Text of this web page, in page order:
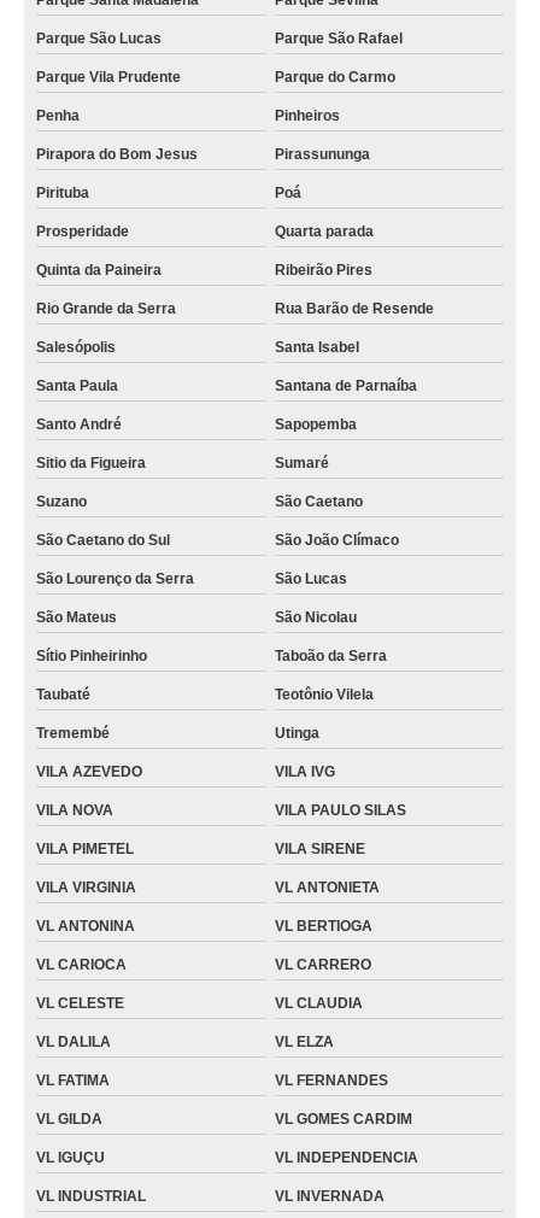
qual o valor de moldadora monobloco de mussarela Sitio da Figueira
moldadora monobloco de mussarela preços Campos dos Goytacazes
monobloco para mussarela Vila Ivone
distribuidor de moldadora monobloco de mussarela Campo Largo
monobloco filadeira queijo orçamento Vila Zelina
distribuidor de monobloco mussarela usado Ponta Grossa
distribuidor de monobloco filadeira queijo Vila União
distribuidor de monobloco de mussarela Montes Claros
moldadora monobloco de mussarela inajar de souza
monobloco para mussarela usado Parque Novo Oratório
moldadora monobloco de mussarela orçamento Chácara Mafalda
Parque São Lucas Parque São Rafael
Parque Vila Prudente Parque do Carmo
Penha Pinheiros
Pirapora do Bom Jesus Pirassununga
Pirituba Poá
Prosperidade Quarta parada
Quinta da Paineira Ribeirão Pires
Rio Grande da Serra Rua Barão de Resende
Salesópolis Santa Isabel
Santa Paula Santana de Parnaíba
Santo André Sapopemba
Sitio da Figueira Sumaré
Suzano São Caetano
São Caetano do Sul São João Clímaco
São Lourenço da Serra São Lucas
São Mateus São Nicolau
Sítio Pinheirinho Taboão da Serra
Taubaté Teotônio Vilela
Tremembé Utinga
VILA AZEVEDO VILA IVG
VILA NOVA VILA PAULO SILAS
VILA PIMETEL VILA SIRENE
VILA VIRGINIA VL ANTONIETA
VL ANTONINA VL BERTIOGA
VL CARIOCA VL CARRERO
VL CELESTE VL CLAUDIA
VL DALILA VL ELZA
VL FATIMA VL FERNANDES
VL GILDA VL GOMES CARDIM
VL IGUÇU VL INDEPENDENCIA
VL INDUSTRIAL VL INVERNADA